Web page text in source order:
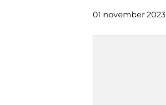
01 november 2023